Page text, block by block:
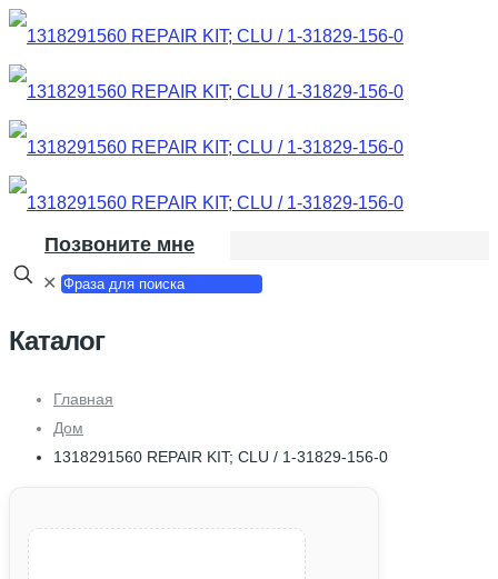
Позвоните мне
✕
Каталог
Главная
Дом
1318291560 REPAIR KIT; CLU / 1-31829-156-0